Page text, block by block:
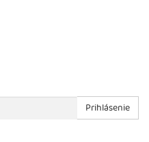
Prihlásenie